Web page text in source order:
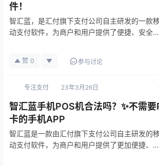
件！
智汇蓝，是汇付旗下支付公司自主研发的一款
动支付软件，为商户和用户提供了便捷、安全、
首先，智汇蓝支持多种支付方式，如扫码支付、
赞 0 参与讨论
专注支付 23年3月26日
智汇蓝手机POS机合法吗？✨不需要
卡的手机APP
智汇蓝是一款由汇付旗下支付公司自主研发的
动支付软件，为商户和用户提供了更加便捷、安